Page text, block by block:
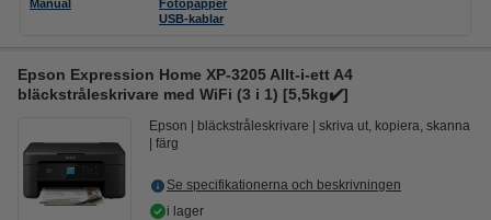
Manual
Fotopapper
USB-kablar
Epson Expression Home XP-3205 Allt-i-ett A4
bläckstråleskrivare med WiFi (3 i 1) [5,5kg✔️]
Epson bläckstråleskrivare
skriva ut, kopiera, skanna
färg
Se specifikationerna och beskrivningen
i lager